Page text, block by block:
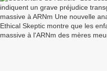
meurent à un taux